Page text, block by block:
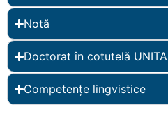
Notă
Doctorat în cotutelă UNITA
Competențe lingvistice